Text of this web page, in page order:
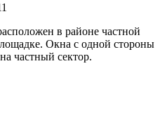
в районе частной
Окна с одной стороны
частный сектор.